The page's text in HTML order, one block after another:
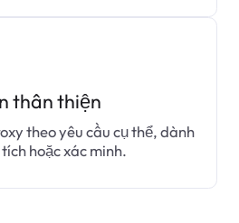
thân thiện
theo yêu cầu cụ thể, dành
hoặc xác minh.